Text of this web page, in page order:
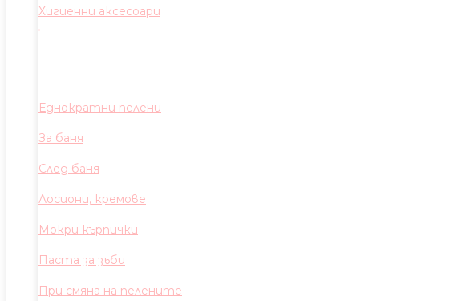
Хигиенни аксесоари
Еднократни пелени
За баня
След баня
Лосиони, кремове
Мокри кърпички
Паста за зъби
При смяна на пелените